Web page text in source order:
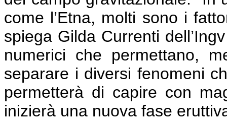
come l’Etna, molti sono i
spiega Gilda Currenti
numerici che permettano,
separare i diversi fenomeni
permetterà di capire con
inizierà una nuova fase